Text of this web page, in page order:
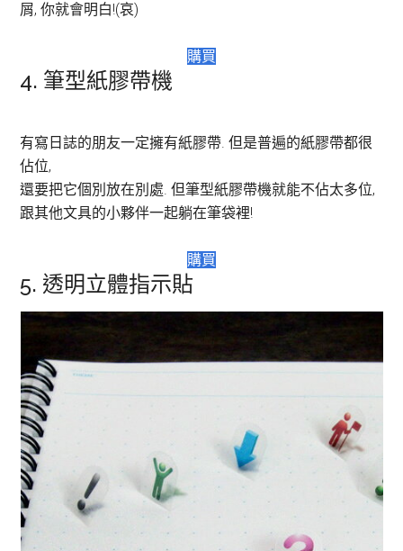
屑, 你就會明白!(哀)
購買
4. 筆型紙膠帶機
有寫日誌的朋友一定擁有紙膠帶. 但是普遍的紙膠帶都很
佔位,
還要把它個別放在別處. 但筆型紙膠帶機就能不佔太多位,
跟其他文具的小夥伴一起躺在筆袋裡!
購買
5. 透明立體指示貼